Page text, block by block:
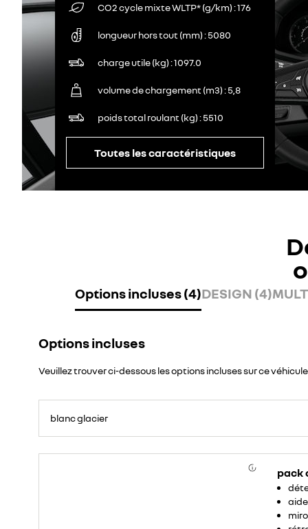
CO2 cycle mixte WLTP* (g/km) 176
longueur hors tout (mm) 5080
charge utile (kg) 1097.0
volume de chargement (m3) 5,8
poids total roulant (kg) 5510
Toutes les caractéristiques
Options incluses (4)DESIGN (4)
Options incluses
Veuillez trouver ci-dessous les options incluses sur ce véhicule
blanc glacier
pack